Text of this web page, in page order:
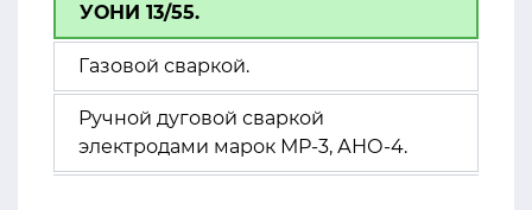
УОНИ 13/55.
Газовой сваркой.
Ручной дуговой сваркой
электродами марок МР-3, АНО-4.